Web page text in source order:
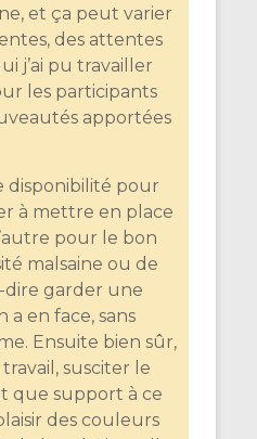
et ça peut varier
des attentes
j’ai pu travailler
les participants
apportées
disponibilité pour
à mettre en place
pour le bon
malsaine ou de
dire garder une
en face, sans
Ensuite bien sûr,
susciter le
que support à ce
des couleurs